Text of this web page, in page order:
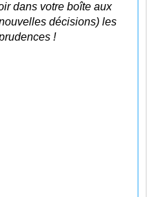
dans votre boîte aux
décisions) les
!